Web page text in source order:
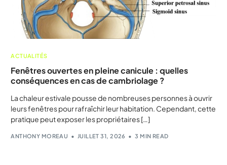
ACTUALITÉS
Fenêtres ouvertes en pleine canicule : quelles
conséquences en cas de cambriolage ?
La chaleur estivale pousse de nombreuses personnes à ouvrir
leurs fenêtres pour rafraîchir leur habitation. Cependant, cette
pratique peut exposer les propriétaires […]
ANTHONY MOREAU JUILLET 31, 2026 3 MIN READ